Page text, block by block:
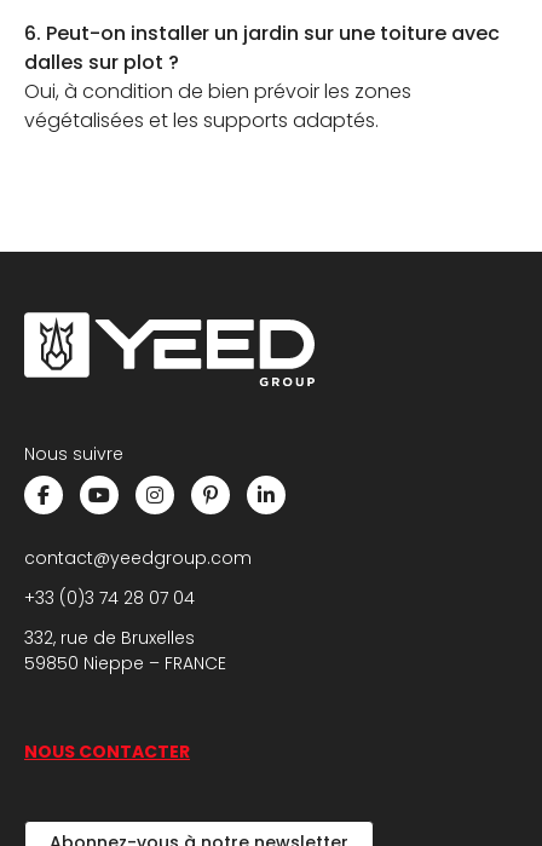
6. Peut-on installer un jardin sur une toiture avec
dalles sur plot ?
Oui, à condition de bien prévoir les zones
végétalisées et les supports adaptés.
Nous suivre
contact@yeedgroup.com
+33 (0)3 74 28 07 04
332, rue de Bruxelles
59850 Nieppe – FRANCE
NOUS CONTACTER